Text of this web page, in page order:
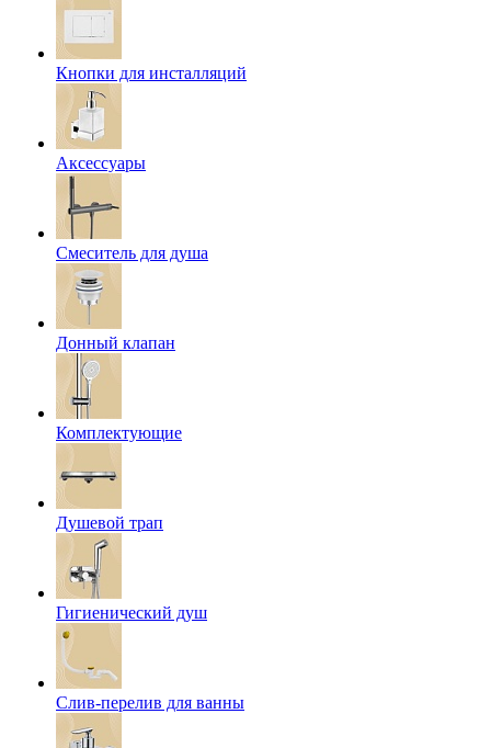
Кнопки для инсталляций
Аксессуары
Смеситель для душа
Донный клапан
Комплектующие
Душевой трап
Гигиенический душ
Слив-перелив для ванны